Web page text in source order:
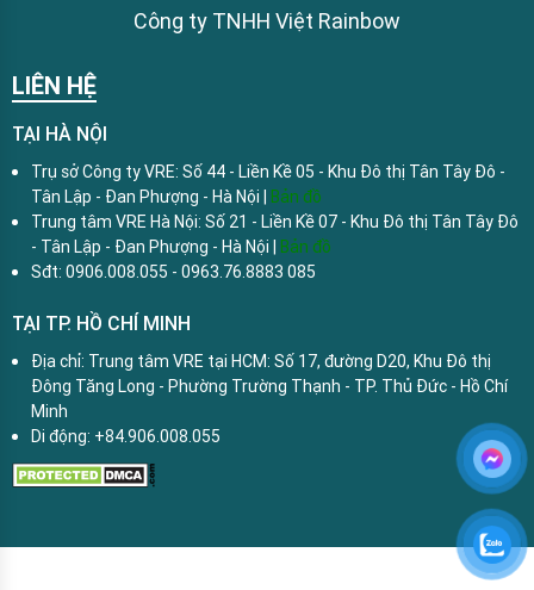
Công ty TNHH Việt Rainbow
LIÊN HỆ
TẠI HÀ NỘI
Trụ sở Công ty VRE: Số 44 - Liền Kề 05 - Khu Đô thị Tân Tây Đô -
Tân Lập - Đan Phượng - Hà Nội |
Bản đồ
Trung tâm VRE Hà Nội: Số 21 - Liền Kề 07 - Khu Đô thị Tân Tây Đô
- Tân Lập - Đan Phượng - Hà Nội |
Bản đồ
Sđt: 0906.008.055 - 0963.76.8883 085
TẠI TP. HỒ CHÍ MINH
Địa chỉ: Trung tâm VRE tại HCM: Số 17, đường D20, Khu Đô thị
Đông Tăng Long - Phường Trường Thạnh - TP. Thủ Đức - Hồ Chí
Minh
Di động: +84.906.008.055